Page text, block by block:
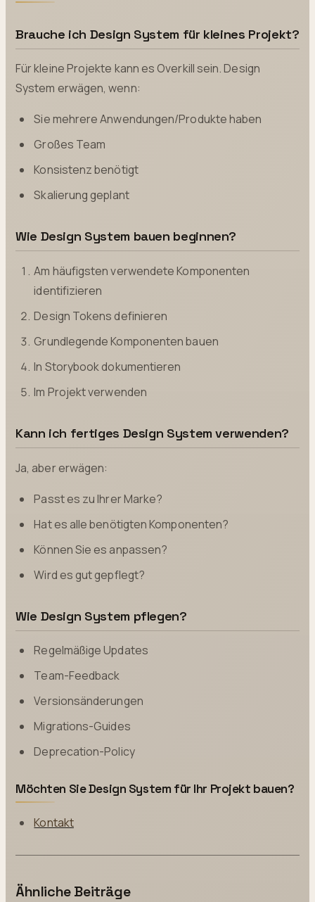
Brauche ich Design System für kleines Projekt?
Für kleine Projekte kann es Overkill sein. Design
System erwägen, wenn:
Sie mehrere Anwendungen/Produkte haben
Großes Team
Konsistenz benötigt
Skalierung geplant
Wie Design System bauen beginnen?
Am häufigsten verwendete Komponenten
identifizieren
Design Tokens definieren
Grundlegende Komponenten bauen
In Storybook dokumentieren
Im Projekt verwenden
Kann ich fertiges Design System verwenden?
Ja, aber erwägen:
Passt es zu Ihrer Marke?
Hat es alle benötigten Komponenten?
Können Sie es anpassen?
Wird es gut gepflegt?
Wie Design System pflegen?
Regelmäßige Updates
Team-Feedback
Versionsänderungen
Migrations-Guides
Deprecation-Policy
Möchten Sie Design System für Ihr Projekt bauen?
Kontakt
Ähnliche Beiträge